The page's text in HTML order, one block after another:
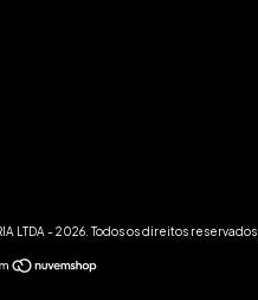
LTDA - 2026. Todos os direitos reservados.